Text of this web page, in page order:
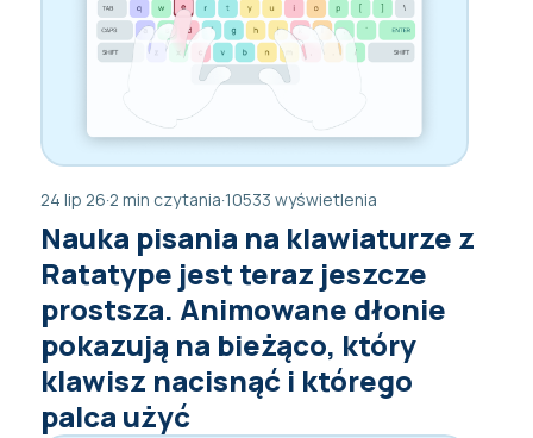
24 lip 26·2 min czytania·10533 wyświetlenia
Nauka pisania na klawiaturze z
Ratatype jest teraz jeszcze
prostsza. Animowane dłonie
pokazują na bieżąco, który
klawisz nacisnąć i którego
palca użyć